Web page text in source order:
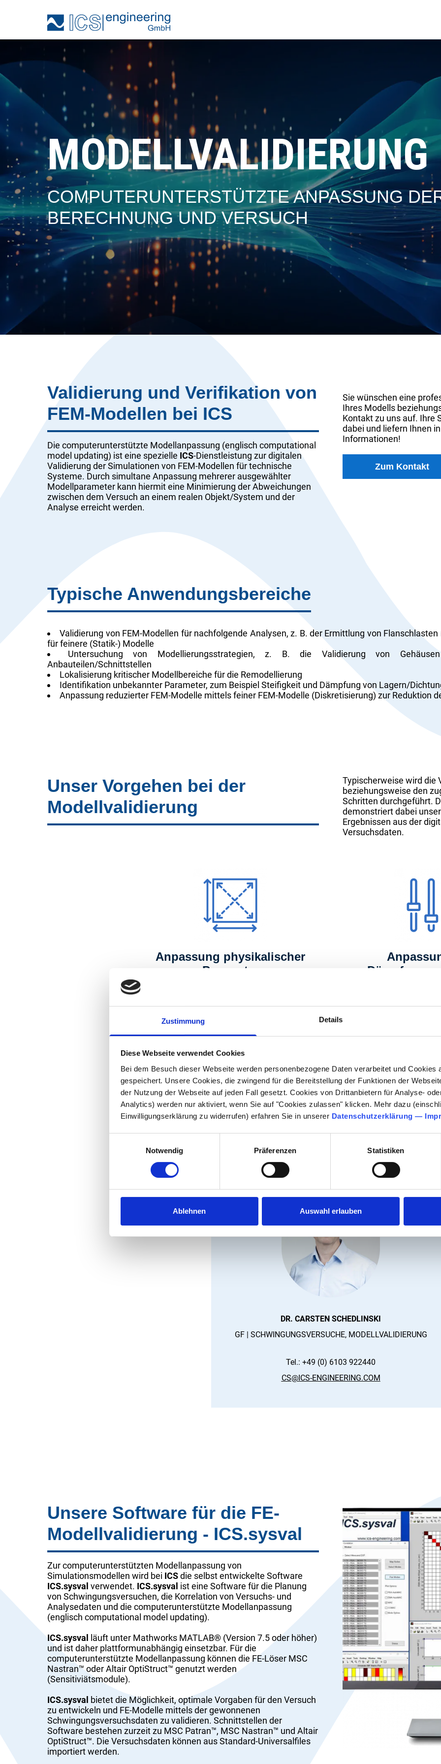
Zustimmung Details
Diese Webseite verwendet Cookies
Bei dem Besuch dieser Webseite werden personenbezogene Daten verarbeitet und Cookies
gespeichert. Unsere Cookies, die zwingend für die Bereitstellung der Funktionen der
der Nutzung der Webseite auf jeden Fall gesetzt. Cookies von Drittanbietern für Analyse-
Analytics) werden nur aktiviert, wenn Sie auf "Cookies zulassen" klicken. Mehr dazu
Einwilligungserklärung zu widerrufen) erfahren Sie in unserer Datenschutzerklärung —
Notwendig
Präferenzen Statistiken
Ablehnen Auswahl erlauben
MODELL­VALIDIERUNG
COMPUTERUNTERSTÜTZTE ANPASSUNG
BERECHNUNG UND VERSUCH
Validierung und Verifikation von
FEM-Modellen bei ICS
Die computerunterstützte Modellanpassung (englisch computational
model updating) ist eine spezielle ICS-Dienstleistung zur digitalen
Validierung der Simulationen von FEM-Modellen für technische
Systeme. Durch simultane Anpassung mehrerer ausgewählter
Modellparameter kann hiermit eine Minimierung der Abweichungen
zwischen dem Versuch an einem realen Objekt/System und der
Analyse erreicht werden.
Sie wünschen eine
Ihres Modells
Kontakt zu uns auf. Ihre
dabei und liefern Ihnen
Informationen!
Zum Kontakt
Typische Anwendungsbereiche
Validierung von FEM-Modellen für nachfolgende Analysen, z. B. der Ermittlung von
für feinere (Statik-) Modelle
Untersuchung von Modellierungsstrategien, z. B. die Validierung von
Anbauteilen/Schnittstellen
Lokalisierung kritischer Modellbereiche für die Remodellierung
Identifikation unbekannter Parameter, zum Beispiel Steifigkeit und Dämpfung von Lagern/
Anpassung reduzierter FEM-Modelle mittels feiner FEM-Modelle (Diskretisierung) zur Reduktion
Unser Vorgehen bei der
Modellvalidierung
Typischerweise wird die
beziehungsweise den
Schritten durchgeführt.
demonstriert dabei
Ergebnissen aus der
Versuchsdaten.
Anpassung physikalischer
Parameter
Kontaktieren Sie uns gerne
DR. CARSTEN SCHEDLINSKI
GF | SCHWINGUNGSVERSUCHE, MODELLVALIDIERUNG
Tel.: +49 (0) 6103 922440
CS@ICS-ENGINEERING.COM
Unsere Software für die FE-
Modellvalidierung - ICS.sysval
Zur computerunterstützten Modellanpassung von
Simulationsmodellen wird bei ICSdie selbst entwickelte Software
ICS.sysval verwendet. ICS.sysval ist eine Software für die Planung
von Schwingungsversuchen, die Korrelation von Versuchs- und
Analysedaten und die computerunterstützte Modellanpassung
(englisch computational model updating).
ICS.sysval läuft unter Mathworks MATLAB® (Version 7.5 oder höher)
und ist daher plattformunabhängig einsetzbar. Für die
computerunterstützte Modellanpassung können die FE-Löser MSC
Nastran™ oder Altair OptiStruct™ genutzt werden
(Sensitiviätsmodule).
ICS.sysval bietet die Möglichkeit, optimale Vorgaben für den Versuch
zu entwickeln und FE-Modelle mittels der gewonnenen
Schwingungsversuchsdaten zu validieren. Schnittstellen der
Software bestehen zurzeit zu MSC Patran™, MSC Nastran™ und Altair
OptiStruct™. Die Versuchsdaten können aus Standard-Universalfiles
importiert werden.